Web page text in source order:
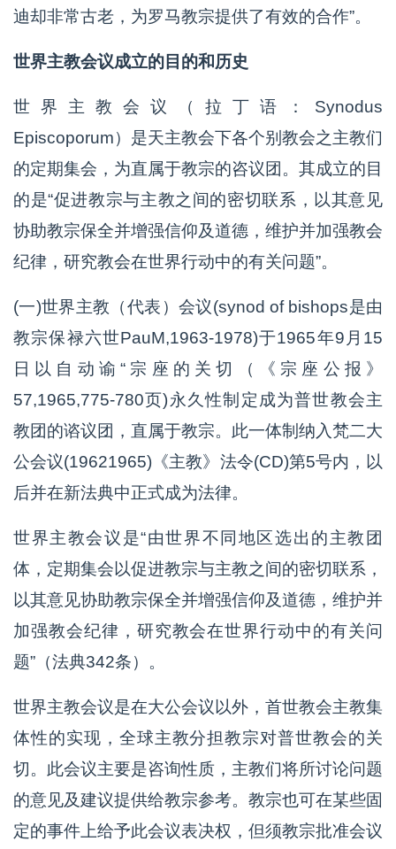
迪却非常古老，为罗马教宗提供了有效的合作”。
世界主教会议成立的目的和历史
世界主教会议（拉丁语：Synodus
Episcoporum）是天主教会下各个别教会之主教们
的定期集会，为直属于教宗的咨议团。其成立的目
的是“促进教宗与主教之间的密切联系，以其意见
协助教宗保全并增强信仰及道德，维护并加强教会
纪律，研究教会在世界行动中的有关问题”。
(一)世界主教（代表）会议(synod of bishops是由
教宗保禄六世PauM,1963-1978)于1965年9月15
日以自动谕“宗座的关切（《宗座公报》
57,1965,775-780页)永久性制定成为普世教会主
教团的谘议团，直属于教宗。此一体制纳入梵二大
公会议(19621965)《主教》法令(CD)第5号内，以
后并在新法典中正式成为法律。
世界主教会议是“由世界不同地区选出的主教团
体，定期集会以促进教宗与主教之间的密切联系，
以其意见协助教宗保全并增强信仰及道德，维护并
加强教会纪律，研究教会在世界行动中的有关问
题”（法典342条）。
世界主教会议是在大公会议以外，首世教会主教集
体性的实现，全球主教分担教宗对普世教会的关
切。此会议主要是咨询性质，主教们将所讨论问题
的意见及建议提供给教宗参考。教宗也可在某些固
定的事件上给予此会议表决权，但须教宗批准会议